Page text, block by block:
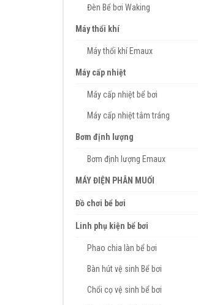
Đèn Bể bơi Waking
Máy thổi khí
Máy thổi khí Emaux
Máy cấp nhiệt
Máy cấp nhiệt bể bơi
Máy cấp nhiệt tắm tráng
Bơm định lượng
Bơm định lượng Emaux
MÁY ĐIỆN PHÂN MUỐI
Đồ chơi bể bơi
Linh phụ kiện bể bơi
Phao chia làn bể bơi
Bàn hút vệ sinh Bể bơi
Chổi cọ vệ sinh bể bơi